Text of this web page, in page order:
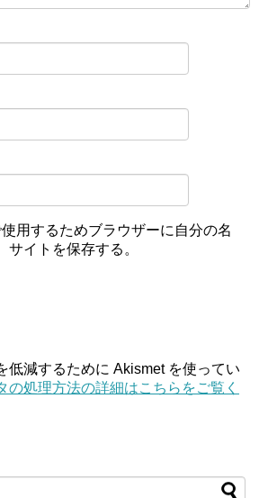
用するためブラウザーに自分の名
イトを保存する。
低減するために Akismet を使ってい
の処理方法の詳細はこちらをご覧く